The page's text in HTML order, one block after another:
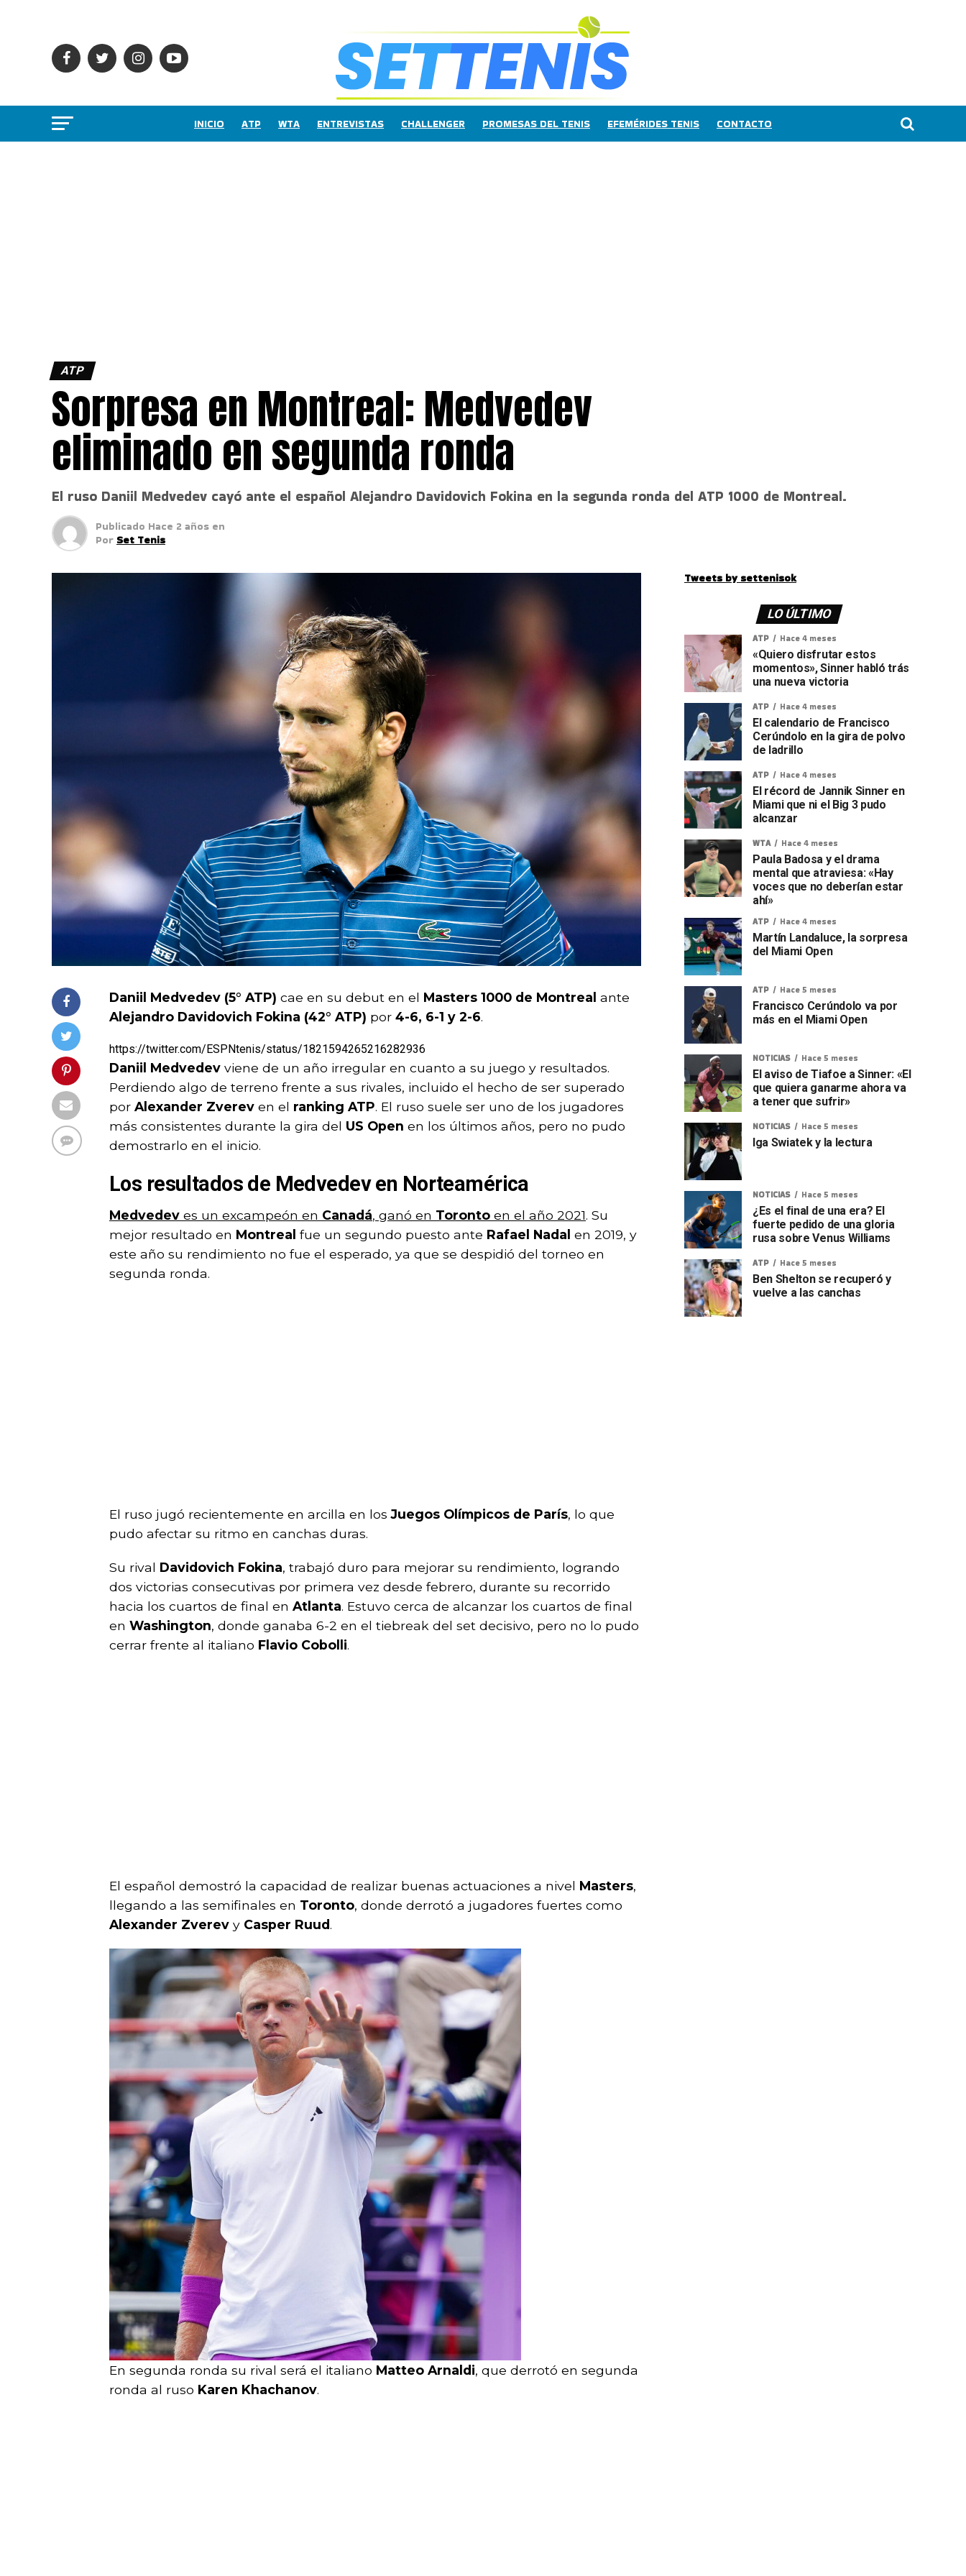
INICIO ATP WTA ENTREVISTAS CHALLENGER PROMESAS DEL TENIS EFEMÉRIDES TENIS CONTACTO
ATP
Sorpresa en Montreal: Medvedev
eliminado en segunda ronda
El ruso Daniil Medvedev cayó ante el español Alejandro Davidovich Fokina en la segunda ronda del ATP 1000 de Montreal.
Publicado Hace 2 años en
Por Set Tenis
Daniil Medvedev (5° ATP) cae en su debut en el Masters 1000 de Montreal ante
Alejandro Davidovich Fokina (42° ATP) por 4-6, 6-1 y 2-6.
https://twitter.com/ESPNtenis/status/1821594265216282936
Daniil Medvedev viene de un año irregular en cuanto a su juego y resultados.
Perdiendo algo de terreno frente a sus rivales, incluido el hecho de ser superado
por Alexander Zverev en el ranking ATP. El ruso suele ser uno de los jugadores
más consistentes durante la gira del US Open en los últimos años, pero no pudo
demostrarlo en el inicio.
Los resultados de Medvedev en Norteamérica
Medvedev es un excampeón en Canadá, ganó en Toronto en el año 2021. Su
mejor resultado en Montreal fue un segundo puesto ante Rafael Nadal en 2019, y
este año su rendimiento no fue el esperado, ya que se despidió del torneo en
segunda ronda.
El ruso jugó recientemente en arcilla en los Juegos Olímpicos de París, lo que
pudo afectar su ritmo en canchas duras.
Su rival Davidovich Fokina, trabajó duro para mejorar su rendimiento, logrando
dos victorias consecutivas por primera vez desde febrero, durante su recorrido
hacia los cuartos de final en Atlanta. Estuvo cerca de alcanzar los cuartos de final
en Washington, donde ganaba 6-2 en el tiebreak del set decisivo, pero no lo pudo
cerrar frente al italiano Flavio Cobolli.
El español demostró la capacidad de realizar buenas actuaciones a nivel Masters,
llegando a las semifinales en Toronto, donde derrotó a jugadores fuertes como
Alexander Zverev y Casper Ruud.
En segunda ronda su rival será el italiano Matteo Arnaldi, que derrotó en segunda
ronda al ruso Karen Khachanov.
Tweets by settenisok
LO ÚLTIMO
ATP Hace 4 meses
«Quiero disfrutar estos
momentos», Sinner habló trás
una nueva victoria
ATP Hace 4 meses
El calendario de Francisco
Cerúndolo en la gira de polvo
de ladrillo
ATP Hace 4 meses
El récord de Jannik Sinner en
Miami que ni el Big 3 pudo
alcanzar
WTA Hace 4 meses
Paula Badosa y el drama
mental que atraviesa: «Hay
voces que no deberían estar
ahí»
ATP Hace 4 meses
Martín Landaluce, la sorpresa
del Miami Open
ATP Hace 5 meses
Francisco Cerúndolo va por
más en el Miami Open
NOTICIAS Hace 5 meses
El aviso de Tiafoe a Sinner: «El
que quiera ganarme ahora va
a tener que sufrir»
NOTICIAS Hace 5 meses
Iga Swiatek y la lectura
NOTICIAS Hace 5 meses
¿Es el final de una era? El
fuerte pedido de una gloria
rusa sobre Venus Williams
ATP Hace 5 meses
Ben Shelton se recuperó y
vuelve a las canchas